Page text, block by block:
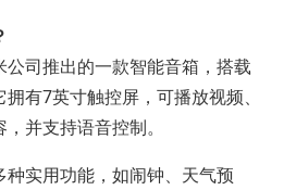
司推出的一款智能音箱，搭载
有7英寸触控屏，可播放视频、
并支持语音控制。
实用功能，如闹钟、天气预